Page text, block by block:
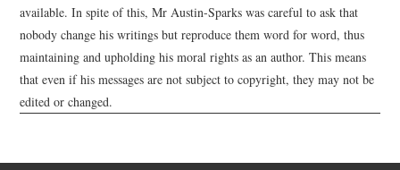
available. In spite of this, Mr Austin-Sparks was careful to ask that
nobody change his writings but reproduce them word for word, thus
maintaining and upholding his moral rights as an author. This means
that even if his messages are not subject to copyright, they may not be
edited or changed.